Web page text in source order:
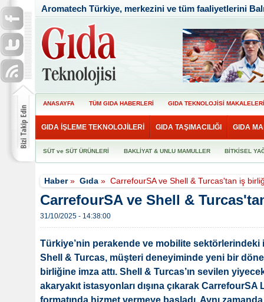
Aromatech Türkiye, merkezini ve tüm faaliyetlerini
ANASAYFA TÜM GIDA HABERLERİ GIDA TEKNOLOJİSİ
GIDA İŞLEME TEKNOLOJİLERİ GIDA TAŞIMACILIĞI GIDA
SÜT ve SÜT ÜRÜNLERİ BAKLİYAT & UNLU MAMULLER BİTKİSEL
Haber»Gıda »CarrefourSA ve Shell & Turcas'tan iş
CarrefourSA ve Shell &
31/10/2025 - 14:38:00
Türkiye’nin perakende ve mobilite sektörlerindeki
Shell & Turcas, müşteri deneyiminde yeni bir
birliğine imza attı. Shell & Turcas’ın sevilen
akaryakıt istasyonları dışına çıkarak CarrefourSA